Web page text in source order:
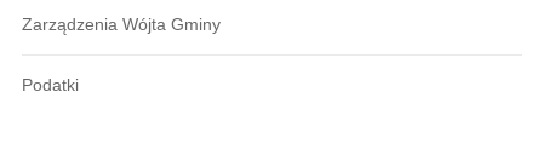
Zarządzenia Wójta Gminy
Podatki